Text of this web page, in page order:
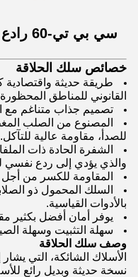
سي بي
خصائص سلك الحلاقة
طريقة حديثة
القانوني للمناطق
تصميم جذاب متناغم مع
المصنوع من الصلب
للصدأ، مقاومة عالية للتآكل.
الشفرة الحادة ذات
والذي يؤدي إلى ردع نفسي
المقاومة للكسر من
السلك المحمول ذو
بالأدوات القياسية.
يوفر أمان أفضل بكثير
سهلة التثبيت وسهلة
وصف سلك الحلاقة
الأسلاك الشائكة، التي
نسخة حديثة وبديل رائع